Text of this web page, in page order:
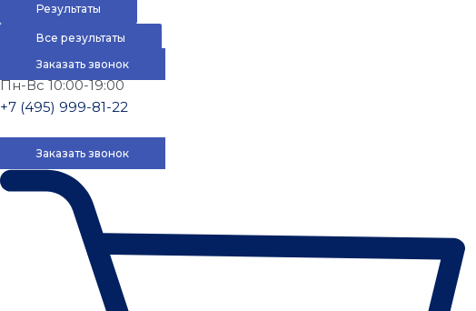
Результаты
Все результаты
Заказать звонок
Пн-Вс 10:00-19:00
+7 (495) 999-81-22
Заказать звонок